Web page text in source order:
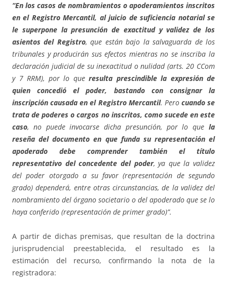
“En los casos de nombramientos o apoderamientos inscritos
en el Registro Mercantil, al juicio de suficiencia notarial se
le superpone la presunción de exactitud y validez de los
asientos del Registro, que están bajo la salvaguarda de los
tribunales y producirán sus efectos mientras no se inscriba la
declaración judicial de su inexactitud o nulidad (arts. 20 CCom
y 7 RRM), por lo que resulta prescindible la expresión de
quien concedió el poder, bastando con consignar la
inscripción causada en el Registro Mercantil. Pero cuando se
trata de poderes o cargos no inscritos, como sucede en este
caso, no puede invocarse dicha presunción, por lo que la
reseña del documento en que funda su representación el
apoderado debe comprender también el título
representativo del concedente del poder, ya que la validez
del poder otorgado a su favor (representación de segundo
grado) dependerá, entre otras circunstancias, de la validez del
nombramiento del órgano societario o del apoderado que se lo
haya conferido (representación de primer grado)”.
A partir de dichas premisas, que resultan de la doctrina
jurisprudencial preestablecida, el resultado es la
estimación del recurso, confirmando la nota de la
registradora: